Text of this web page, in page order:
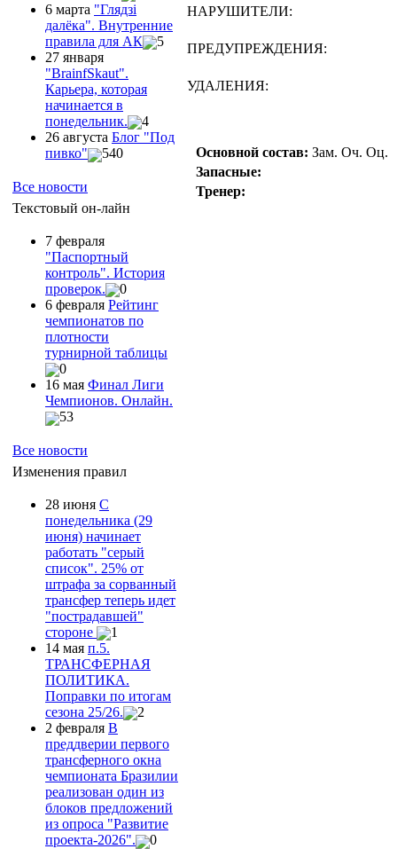
6 марта "Глядзi
далёка". Внутренние
правила для АК
5
27 января
"ВrainfSkaut".
Карьера, которая
начинается в
понедельник.
4
26 августа Блог "Под
пивко"
540
Все новости
Текстовый он-лайн
7 февраля
"Паспортный
контроль". История
проверок.
0
6 февраля Рейтинг
чемпионатов по
плотности
турнирной таблицы
0
16 мая Финал Лиги
Чемпионов. Онлайн.
53
Все новости
Изменения правил
28 июня С
понедельника (29
июня) начинает
работать "серый
список". 25% от
штрафа за сорванный
трансфер теперь идет
"пострадавшей"
стороне
1
14 мая п.5.
ТРАНСФЕРНАЯ
ПОЛИТИКА.
Поправки по итогам
сезона 25/26.
2
2 февраля В
преддверии первого
трансферного окна
чемпионата Бразилии
реализован один из
блоков предложений
из опроса "Развитие
проекта-2026".
0
НАРУШИТЕЛИ:
ПРЕДУПРЕЖДЕНИЯ:
УДАЛЕНИЯ:
Основной состав: Зам. Оч. Оц.
Запасные:
Тренер: